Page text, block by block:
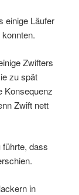
einige Läufer
Zwifters
zu spät
Konsequenz
Zwift nett
dass
in